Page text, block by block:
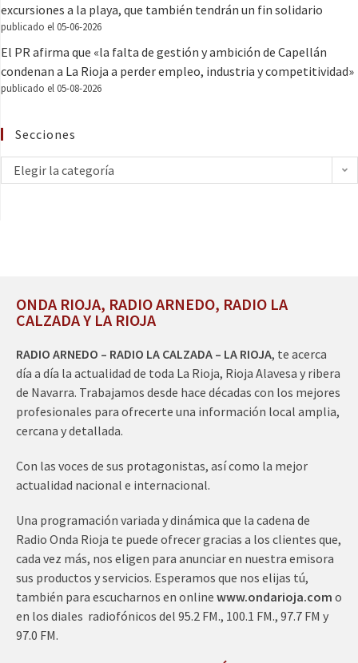
excursiones a la playa, que también tendrán un fin solidario
publicado el 05-06-2026
El PR afirma que «la falta de gestión y ambición de Capellán
condenan a La Rioja a perder empleo, industria y competitividad»
publicado el 05-08-2026
Secciones
Elegir la categoría
ONDA RIOJA, RADIO ARNEDO, RADIO LA
CALZADA Y LA RIOJA
RADIO ARNEDO – RADIO LA CALZADA – LA RIOJA, te acerca
día a día la actualidad de toda La Rioja, Rioja Alavesa y ribera
de Navarra. Trabajamos desde hace décadas con los mejores
profesionales para ofrecerte una información local amplia,
cercana y detallada.
Con las voces de sus protagonistas, así como la mejor
actualidad nacional e internacional.
Una programación variada y dinámica que la cadena de
Radio Onda Rioja te puede ofrecer gracias a los clientes que,
cada vez más, nos eligen para anunciar en nuestra emisora
sus productos y servicios. Esperamos que nos elijas tú,
también para escucharnos en online www.ondarioja.com o
en los diales radiofónicos del 95.2 FM., 100.1 FM., 97.7 FM y
97.0 FM.